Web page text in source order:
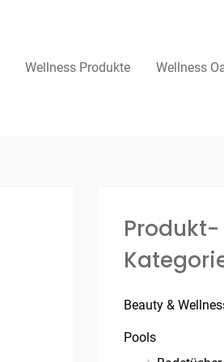
Wellness Produkte Wellness
Produkt-
Beauty &
Pools